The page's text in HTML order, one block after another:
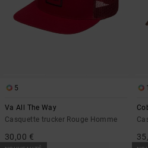
5
Va All The Way
Casquette trucker Rouge Homme
30,00 €
1